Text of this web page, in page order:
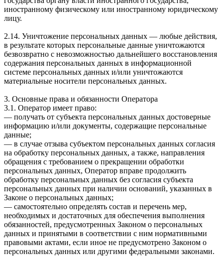
иностранному физическому или иностранному юридическому
лицу.
2.14. Уничтожение персональных данных — любые действия,
в результате которых персональные данные уничтожаются
безвозвратно с невозможностью дальнейшего восстановления
содержания персональных данных в информационной
системе персональных данных и/или уничтожаются
материальные носители персональных данных.
3. Основные права и обязанности Оператора
3.1. Оператор имеет право:
— получать от субъекта персональных данных достоверные
информацию и/или документы, содержащие персональные
данные;
— в случае отзыва субъектом персональных данных согласия
на обработку персональных данных, а также, направления
обращения с требованием о прекращении обработки
персональных данных, Оператор вправе продолжить
обработку персональных данных без согласия субъекта
персональных данных при наличии оснований, указанных в
Законе о персональных данных;
— самостоятельно определять состав и перечень мер,
необходимых и достаточных для обеспечения выполнения
обязанностей, предусмотренных Законом о персональных
данных и принятыми в соответствии с ним нормативными
правовыми актами, если иное не предусмотрено Законом о
персональных данных или другими федеральными законами.